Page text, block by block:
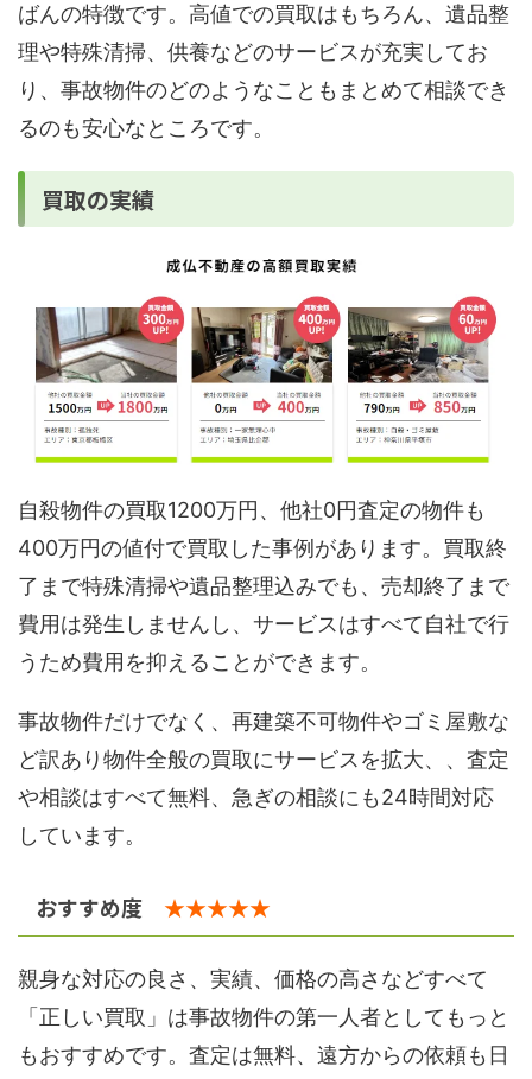
ばんの特徴です。高値での買取はもちろん、遺品整
理や特殊清掃、供養などのサービスが充実してお
り、事故物件のどのようなこともまとめて相談でき
るのも安心なところです。
買取の実績
自殺物件の買取1200万円、他社0円査定の物件も
400万円の値付で買取した事例があります。買取終
了まで特殊清掃や遺品整理込みでも、売却終了まで
費用は発生しませんし、サービスはすべて自社で行
うため費用を抑えることができます。
事故物件だけでなく、再建築不可物件やゴミ屋敷な
ど訳あり物件全般の買取にサービスを拡大、、査定
や相談はすべて無料、急ぎの相談にも24時間対応
しています。
おすすめ度 ★★★★★
親身な対応の良さ、実績、価格の高さなどすべて
「正しい買取」は事故物件の第一人者としてもっと
もおすすめです。査定は無料、遠方からの依頼も日